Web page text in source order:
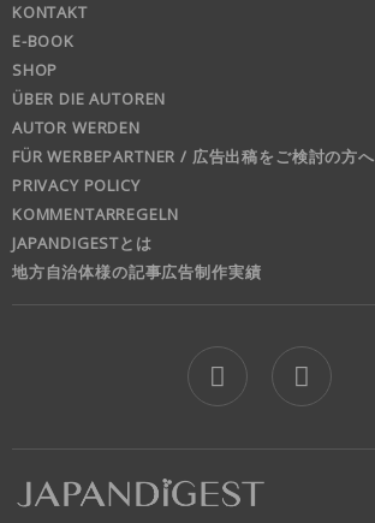
KONTAKT
E-BOOK
SHOP
ÜBER DIE AUTOREN
AUTOR WERDEN
FÜR WERBEPARTNER / 広告出稿をご検討の方へ
PRIVACY POLICY
KOMMENTARREGELN
JAPANDIGESTとは
地方自治体様の記事広告制作実績